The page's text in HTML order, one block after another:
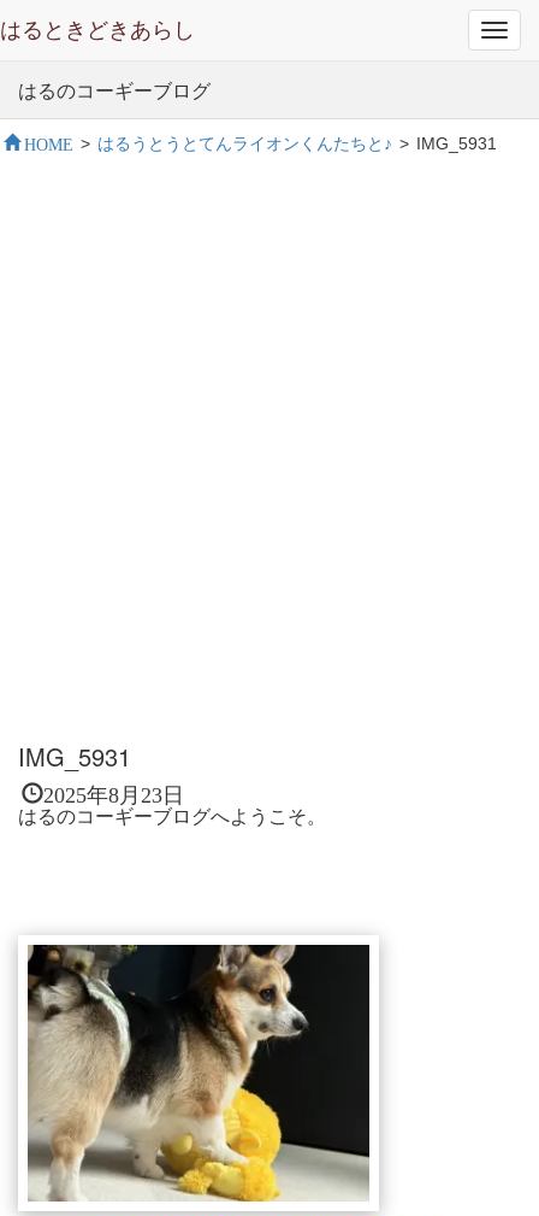
はるときどきあらし
はるのコーギーブログ
HOME > はるうとうとてんライオンくんたちと♪ > IMG_5931
IMG_5931
2025年8月23日
はるのコーギーブログへようこそ。